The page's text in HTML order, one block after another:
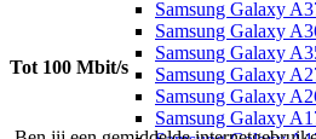
Samsung Galaxy
Samsung Galaxy
Samsung Galaxy
Samsung Galaxy
Samsung Galaxy
Samsung Galaxy
Tot 100 Mbit/s